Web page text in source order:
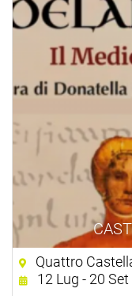
Quattro
12 Lug - 20